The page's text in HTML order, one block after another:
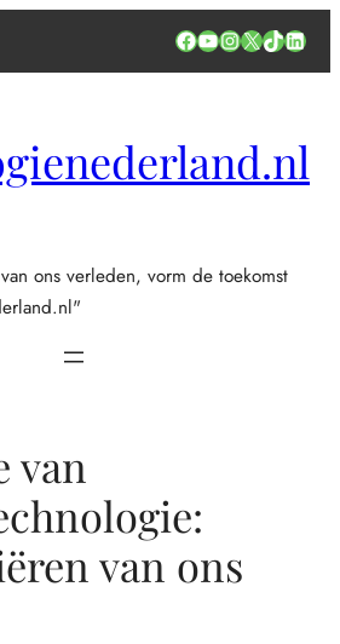
Facebook
YouTube
Instagram
X TikTok
ons verleden, vorm de toekomst
van
van ons